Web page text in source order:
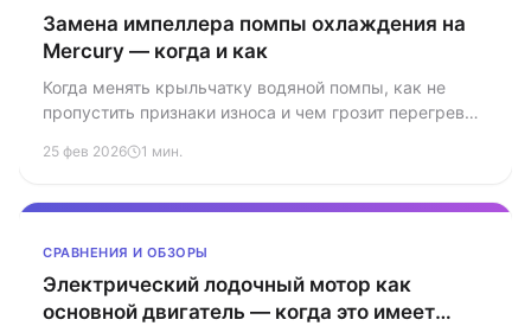
Замена импеллера помпы охлаждения на
Mercury — когда и как
Когда менять крыльчатку водяной помпы, как не
пропустить признаки износа и чем грозит перегрев
25 фев 2026 1 мин.
СРАВНЕНИЯ И ОБЗОРЫ
Электрический лодочный мотор как
основной двигатель — когда это имеет